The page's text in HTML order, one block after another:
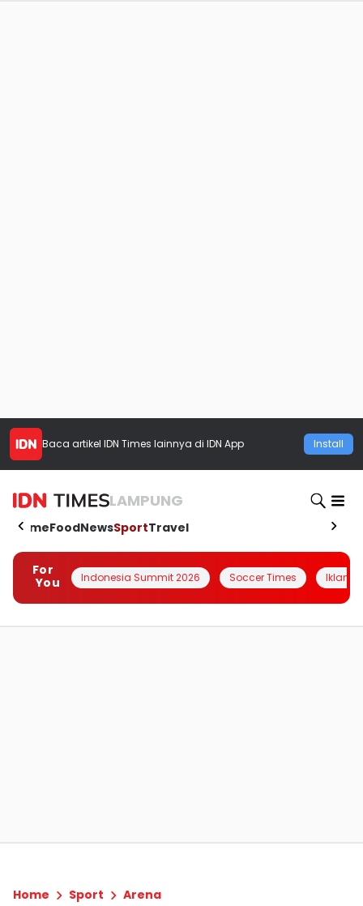
Baca artikel IDN Times lainnya di IDN App Install
LAMPUNG
HomeFoodNewsSportTravel
For
You
Indonesia Summit 2026 Soccer Times Iklanin
Home Sport Arena